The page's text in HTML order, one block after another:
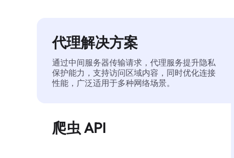
代理解决方案
通过中间服务器传输请求，代理服务提升隐私
保护能力，支持访问区域内容，同时优化连接
性能，广泛适用于多种网络场景。
爬虫 API